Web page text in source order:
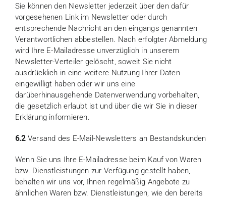
Sie können den Newsletter jederzeit über den dafür
vorgesehenen Link im Newsletter oder durch
entsprechende Nachricht an den eingangs genannten
Verantwortlichen abbestellen. Nach erfolgter Abmeldung
wird Ihre E-Mailadresse unverzüglich in unserem
Newsletter-Verteiler gelöscht, soweit Sie nicht
ausdrücklich in eine weitere Nutzung Ihrer Daten
eingewilligt haben oder wir uns eine
darüberhinausgehende Datenverwendung vorbehalten,
die gesetzlich erlaubt ist und über die wir Sie in dieser
Erklärung informieren.
6.2Versand des E-Mail-Newsletters an Bestandskunden
Wenn Sie uns Ihre E-Mailadresse beim Kauf von Waren
bzw. Dienstleistungen zur Verfügung gestellt haben,
behalten wir uns vor, Ihnen regelmäßig Angebote zu
ähnlichen Waren bzw. Dienstleistungen, wie den bereits